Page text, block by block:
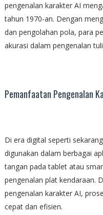
pengenalan karakter AI
tahun 1970-an. Dengan
dan pengolahan pola, para
akurasi dalam pengenalan
Pemanfaatan Pengenalan
Di era digital seperti
digunakan dalam berbagai
tangan pada tablet atau
pengenalan plat kendaraan.
pengenalan karakter AI,
cepat dan efisien.